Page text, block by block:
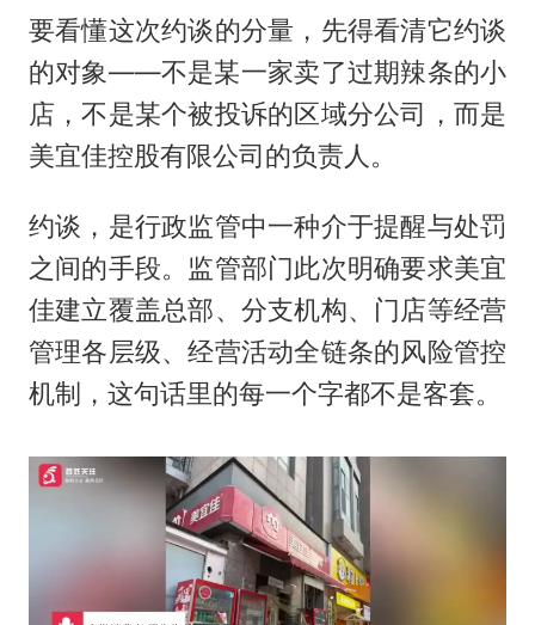
要看懂这次约谈的分量，先得看清它约谈
的对象——不是某一家卖了过期辣条的小
店，不是某个被投诉的区域分公司，而是
美宜佳控股有限公司的负责人。
约谈，是行政监管中一种介于提醒与处罚
之间的手段。监管部门此次明确要求美宜
佳建立覆盖总部、分支机构、门店等经营
管理各层级、经营活动全链条的风险管控
机制，这句话里的每一个字都不是客套。